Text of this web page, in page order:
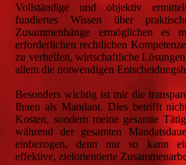
Vollständige und objektiv
fundiertes Wissen über
Zusammenhänge ermöglichen
erforderlichen rechtlichen
zu verhelfen, wirtschaftliche
allem die notwendigen
Besonders wichtig ist mir die
Ihnen als Mandant. Dies betrifft
Kosten, sondern meine gesamte
während der gesamten
einbezogen, denn nur so kann
effektive, zielorientierte